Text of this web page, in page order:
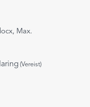
Max.
(Vereist)